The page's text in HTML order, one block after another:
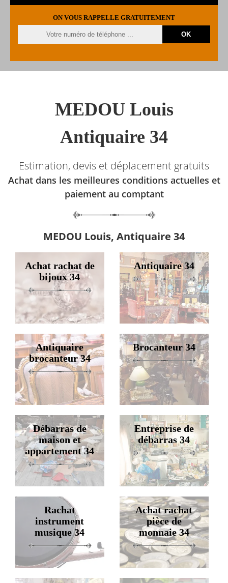
ON VOUS RAPPELLE GRATUITEMENT
MEDOU Louis
Antiquaire 34
Estimation, devis et déplacement gratuits
Achat dans les meilleures conditions actuelles et
paiement au comptant
MEDOU Louis, Antiquaire 34
Achat rachat de
bijoux 34
Antiquaire 34
Antiquaire
brocanteur 34
Brocanteur 34
Débarras de
maison et
appartement 34
Entreprise de
débarras 34
Rachat
instrument
musique 34
Achat rachat
pièce de
monnaie 34